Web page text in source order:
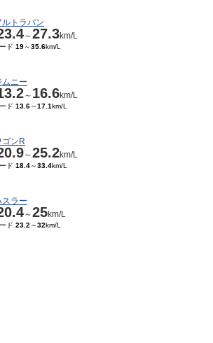
ルトラパン
～27.3km/L
ド 19～35.6km/L
ムニー
～ 16.6km/L
ド 13.6～17.1km/L
ゴンR
～25.2km/L
ド 18.4～33.4km/L
スラー
～25km/L
ド 23.2 ～32km/L